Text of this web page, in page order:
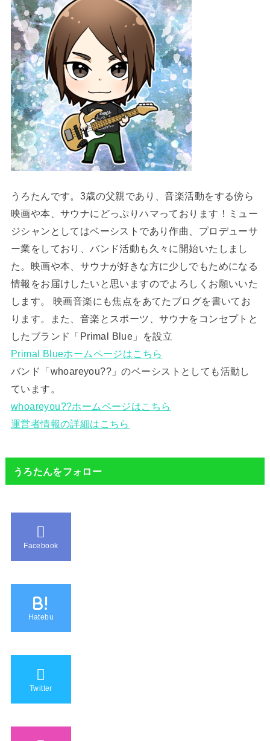
うろたんです。3歳の父親であり、音楽活動をする傍ら
映画や本、サウナにどっぷりハマっております！ミュー
ジシャンとしてはベーシストであり作曲、プロデューサ
ー業をしており、バンド活動も久々に開始いたしまし
た。映画や本、サウナが好きな方に少しでもためになる
情報をお届けしたいと思いますのでよろしくお願いいた
します。 映画音楽にも焦点をあてたブログを書いてお
ります。また、音楽とスポーツ、サウナをコンセプトと
したブランド「Primal Blue」を設立
Primal Blueホームページはこちら
バンド「whoareyou??」のベーシストとしても活動し
ています。
whoareyou??ホームページはこちら
運営者情報の詳細はこちら
うろたんをフォロー
Facebook
B!
Hatebu
Twitter